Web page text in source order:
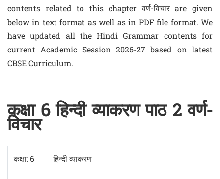
contents related to this chapter वर्ण-विचार are given
below in text format as well as in PDF file format. We
have updated all the Hindi Grammar contents for
current Academic Session 2026-27 based on latest
CBSE Curriculum.
कक्षा 6 हिन्दी व्याकरण पाठ 2 वर्ण-
विचार
कक्षा: 6 हिन्दी व्याकरण